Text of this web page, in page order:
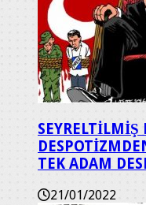
SEYRELTİLMİŞ
TEK ADAM
21/01/2022